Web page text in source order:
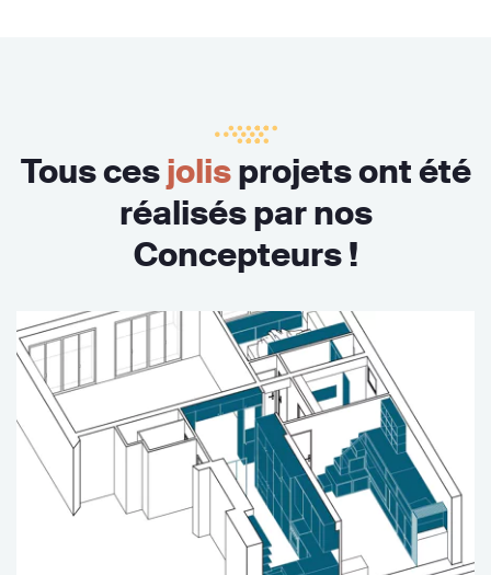
Tous cesjolisprojets ont été
réalisés par nos
Concepteurs !